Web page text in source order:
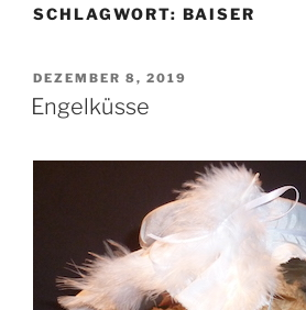
SCHLAGWORT: BAISER
VERÖFFENTLICHT
AM
DEZEMBER 8, 2019
Engelküsse